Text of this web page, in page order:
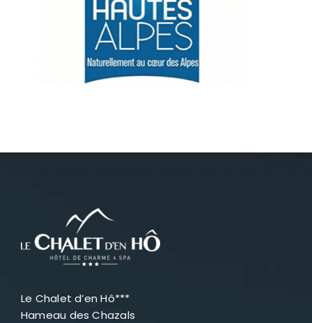
Le Chalet d’en Hô***
Hameau des Chazals